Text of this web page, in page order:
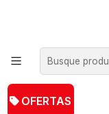
OFERTAS